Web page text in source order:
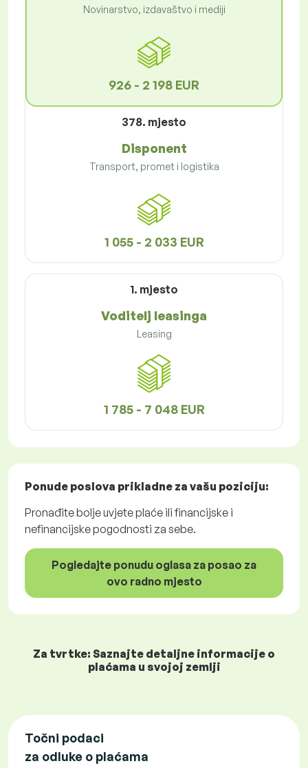
Novinarstvo, izdavaštvo i mediji
926 - 2 198 EUR
378. mjesto
Disponent
Transport, promet i logistika
1 055 - 2 033 EUR
1. mjesto
Voditelj leasinga
Leasing
1 785 - 7 048 EUR
Ponude poslova prikladne za vašu poziciju:
Pronađite bolje uvjete plaće ili financijske i
nefinancijske pogodnosti za sebe.
Pogledajte ponudu oglasa za posao za
ovo radno mjesto
Za tvrtke: Saznajte detaljne informacije o
plaćama u svojoj zemlji
Točni podaci
za odluke o plaćama